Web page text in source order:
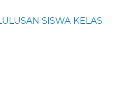
SISWA KELAS